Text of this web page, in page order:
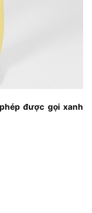
được gọi xanh